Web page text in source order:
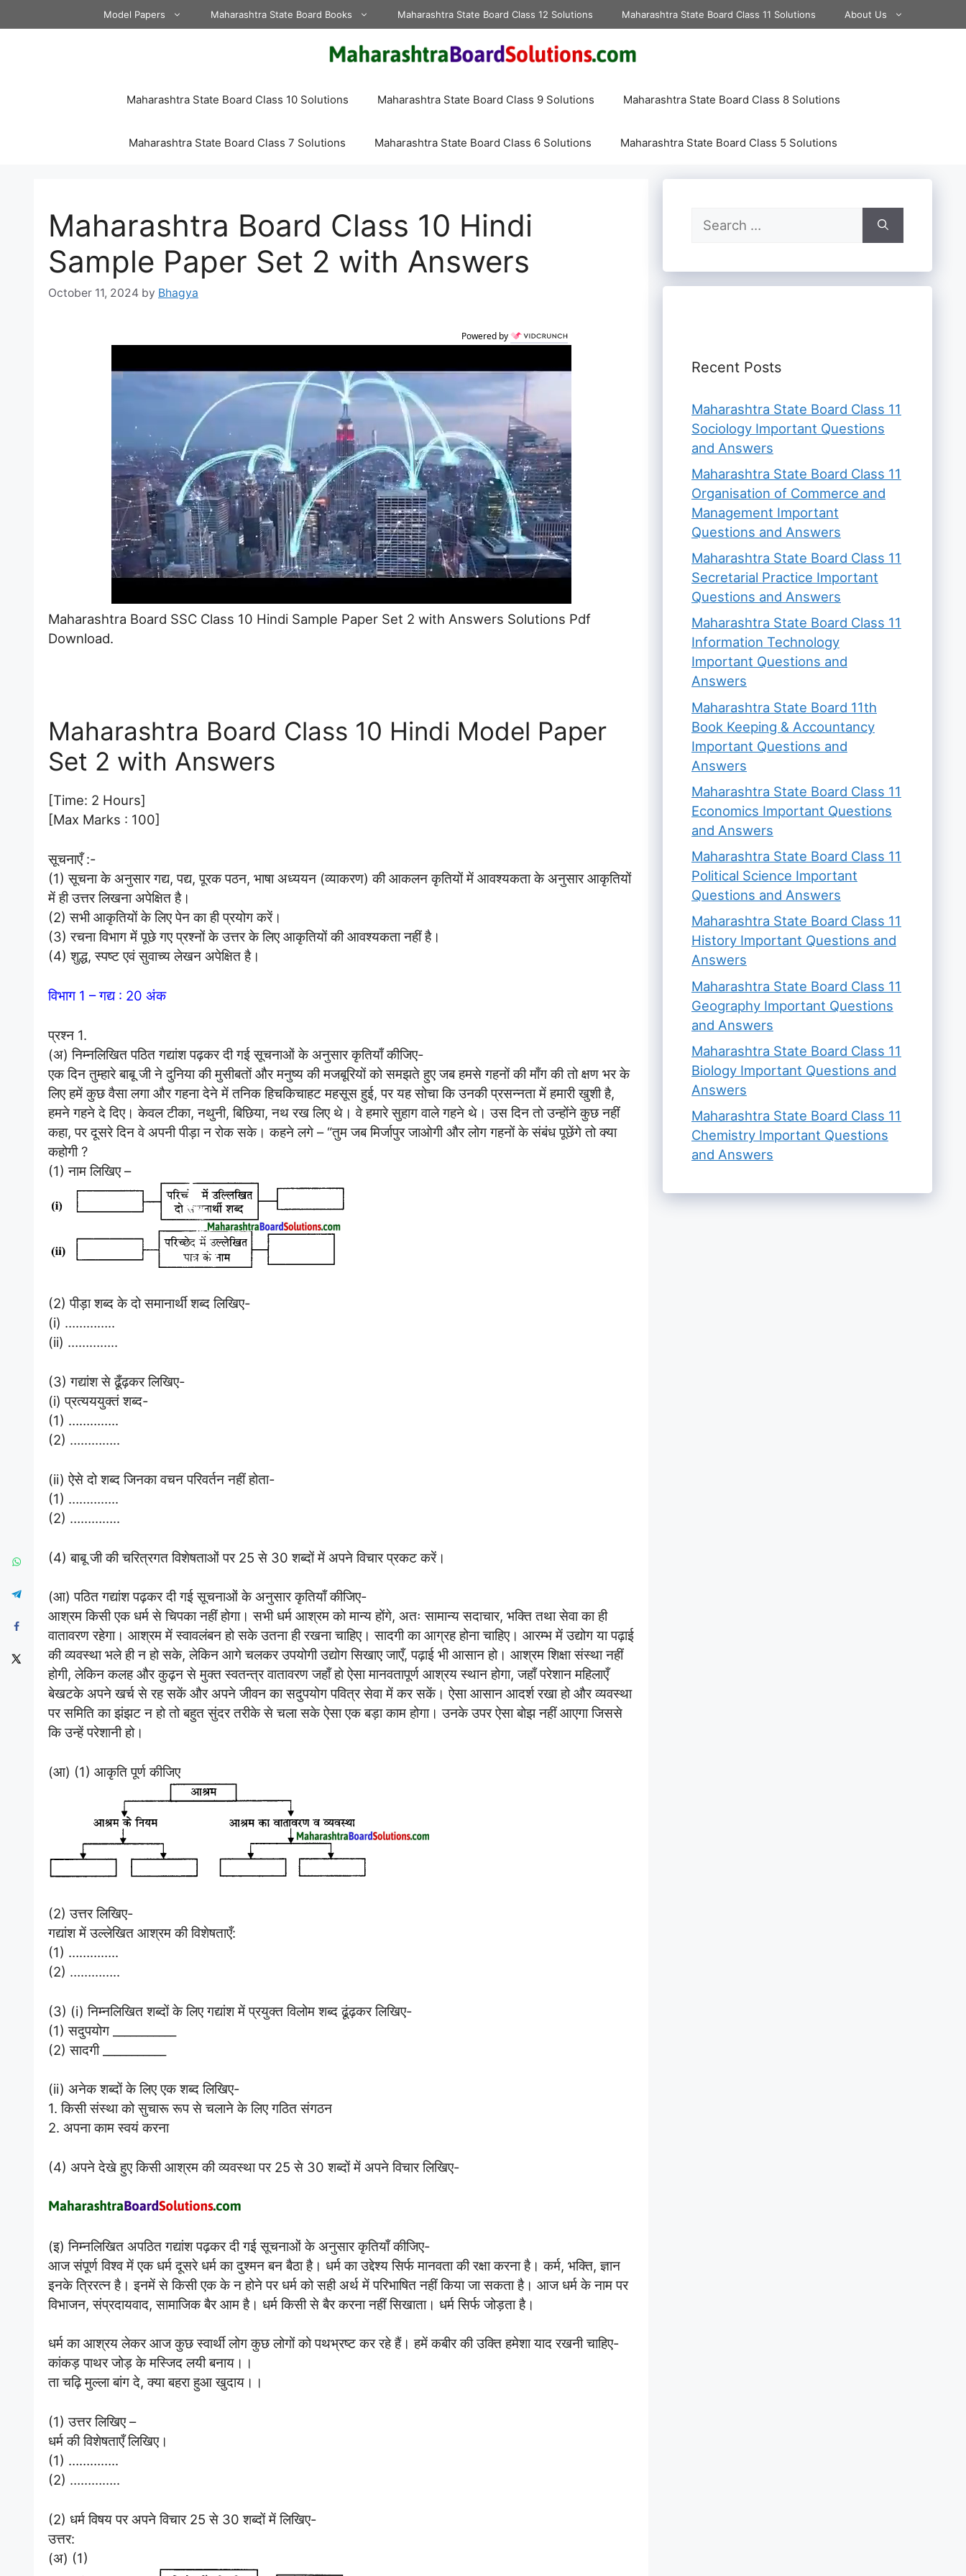
to
Model Papers Maharashtra State Board Books Maharashtra State Board Class 12 Solutions Maharashtra State Board Class 11 Solutions About Us
Maharashtra State Board Class 10 Solutions Maharashtra State Board Class 9 Solutions Maharashtra State Board Class 8 Solutions
Maharashtra State Board Class 7 Solutions Maharashtra State Board Class 6 Solutions Maharashtra State Board Class 5 Solutions
Maharashtra Board Class 10 Hindi
Sample Paper Set 2 with Answers
October 11, 2024 by Bhagya
Powered by
Maharashtra Board SSC Class 10 Hindi Sample Paper Set 2 with Answers Solutions Pdf
Download.
Maharashtra Board Class 10 Hindi Model Paper
Set 2 with Answers
[Time: 2 Hours]
[Max Marks : 100]
सूचनाएँ :-
(1) सूचना के अनुसार गद्य, पद्य, पूरक पठन, भाषा अध्ययन (व्याकरण) की आकलन कृतियों में आवश्यकता के अनुसार आकृतियों
में ही उत्तर लिखना अपेक्षित है।
(2) सभी आकृतियों के लिए पेन का ही प्रयोग करें।
(3) रचना विभाग में पूछे गए प्रश्नों के उत्तर के लिए आकृतियों की आवश्यकता नहीं है।
(4) शुद्ध, स्पष्ट एवं सुवाच्य लेखन अपेक्षित है।
विभाग 1 – गद्य : 20 अंक
प्रश्न 1.
(अ) निम्नलिखित पठित गद्यांश पढ़कर दी गई सूचनाओं के अनुसार कृतियाँ कीजिए-
एक दिन तुम्हारे बाबू जी ने दुनिया की मुसीबतों और मनुष्य की मजबूरियों को समझते हुए जब हमसे गहनों की माँग की तो क्षण भर के
लिए हमें कुछ वैसा लगा और गहना देने में तनिक हिचकिचाहट महसूस हुई, पर यह सोचा कि उनकी प्रसन्नता में हमारी खुशी है,
हमने गहने दे दिए। केवल टीका, नथुनी, बिछिया, नथ रख लिए थे। वे हमारे सुहाग वाले गहने थे। उस दिन तो उन्होंने कुछ नहीं
कहा, पर दूसरे दिन वे अपनी पीड़ा न रोक सके। कहने लगे – “तुम जब मिर्जापुर जाओगी और लोग गहनों के संबंध पूछेंगे तो क्या
कहोगी ?
(1) नाम लिखिए –
(2) पीड़ा शब्द के दो समानार्थी शब्द लिखिए-
(i) …………..
(ii) …………..
(3) गद्यांश से ढूँढ़कर लिखिए-
(i) प्रत्यययुक्तं शब्द-
(1) …………..
(2) …………..
(ii) ऐसे दो शब्द जिनका वचन परिवर्तन नहीं होता-
(1) …………..
(2) …………..
(4) बाबू जी की चरित्रगत विशेषताओं पर 25 से 30 शब्दों में अपने विचार प्रकट करें।
(आ) पठित गद्यांश पढ़कर दी गई सूचनाओं के अनुसार कृतियाँ कीजिए-
आश्रम किसी एक धर्म से चिपका नहीं होगा। सभी धर्म आश्रम को मान्य होंगे, अतः सामान्य सदाचार, भक्ति तथा सेवा का ही
वातावरण रहेगा। आश्रम में स्वावलंबन हो सके उतना ही रखना चाहिए। सादगी का आग्रह होना चाहिए। आरम्भ में उद्योग या पढ़ाई
की व्यवस्था भले ही न हो सके, लेकिन आगे चलकर उपयोगी उद्योग सिखाए जाएँ, पढ़ाई भी आसान हो। आश्रम शिक्षा संस्था नहीं
होगी, लेकिन कलह और कुढ़न से मुक्त स्वतन्त्र वातावरण जहाँ हो ऐसा मानवतापूर्ण आश्रय स्थान होगा, जहाँ परेशान महिलाएँ
बेखटके अपने खर्च से रह सकें और अपने जीवन का सदुपयोग पवित्र सेवा में कर सकें। ऐसा आसान आदर्श रखा हो और व्यवस्था
पर समिति का झंझट न हो तो बहुत सुंदर तरीके से चला सके ऐसा एक बड़ा काम होगा। उनके उपर ऐसा बोझ नहीं आएगा जिससे
कि उन्हें परेशानी हो।
(आ) (1) आकृति पूर्ण कीजिए
(2) उत्तर लिखिए-
गद्यांश में उल्लेखित आश्रम की विशेषताएँ:
(1) …………..
(2) …………..
(3) (i) निम्नलिखित शब्दों के लिए गद्यांश में प्रयुक्त विलोम शब्द ढूंढ़कर लिखिए-
(1) सदुपयोग ___________
(2) सादगी ___________
(ii) अनेक शब्दों के लिए एक शब्द लिखिए-
1. किसी संस्था को सुचारू रूप से चलाने के लिए गठित संगठन
2. अपना काम स्वयं करना
(4) अपने देखे हुए किसी आश्रम की व्यवस्था पर 25 से 30 शब्दों में अपने विचार लिखिए-
(इ) निम्नलिखित अपठित गद्यांश पढ़कर दी गई सूचनाओं के अनुसार कृतियाँ कीजिए-
आज संपूर्ण विश्व में एक धर्म दूसरे धर्म का दुश्मन बन बैठा है। धर्म का उद्देश्य सिर्फ मानवता की रक्षा करना है। कर्म, भक्ति, ज्ञान
इनके त्रिरत्न है। इनमें से किसी एक के न होने पर धर्म को सही अर्थ में परिभाषित नहीं किया जा सकता है। आज धर्म के नाम पर
विभाजन, संप्रदायवाद, सामाजिक बैर आम है। धर्म किसी से बैर करना नहीं सिखाता। धर्म सिर्फ जोड़ता है।
धर्म का आश्रय लेकर आज कुछ स्वार्थी लोग कुछ लोगों को पथभ्रष्ट कर रहे हैं। हमें कबीर की उक्ति हमेशा याद रखनी चाहिए-
कांकड़ पाथर जोड़ के मस्जिद लयी बनाय।।
ता चढ़ि मुल्ला बांग दे, क्या बहरा हुआ खुदाय।।
(1) उत्तर लिखिए –
धर्म की विशेषताएँ लिखिए।
(1) …………..
(2) …………..
(2) धर्म विषय पर अपने विचार 25 से 30 शब्दों में लिखिए-
उत्तर:
(अ) (1)
Search
for:
Recent Posts
Maharashtra State Board Class 11
Sociology Important Questions
and Answers
Maharashtra State Board Class 11
Organisation of Commerce and
Management Important
Questions and Answers
Maharashtra State Board Class 11
Secretarial Practice Important
Questions and Answers
Maharashtra State Board Class 11
Information Technology
Important Questions and
Answers
Maharashtra State Board 11th
Book Keeping & Accountancy
Important Questions and
Answers
Maharashtra State Board Class 11
Economics Important Questions
and Answers
Maharashtra State Board Class 11
Political Science Important
Questions and Answers
Maharashtra State Board Class 11
History Important Questions and
Answers
Maharashtra State Board Class 11
Geography Important Questions
and Answers
Maharashtra State Board Class 11
Biology Important Questions and
Answers
Maharashtra State Board Class 11
Chemistry Important Questions
and Answers